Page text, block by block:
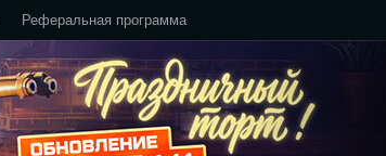
Реферальная программа